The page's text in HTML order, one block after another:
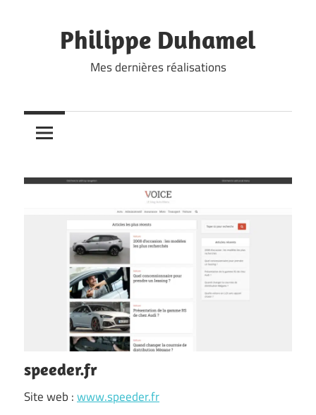
contentPhilippe Duhamel
Mes dernières réalisations
speeder.fr
Site web :www.speeder.fr